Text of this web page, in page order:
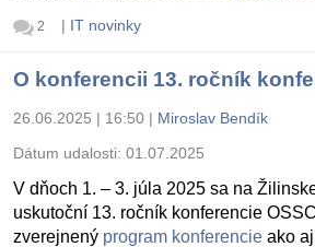
2 | IT novinky
O konferencii 13. ročník
26.06.2025 | 16:50 | Miroslav Bendík
Dátum udalosti: 01.07.2025
V dňoch 1. – 3. júla 2025 sa na
uskutoční 13. ročník konferencie
zverejnený program konferencie ako aj